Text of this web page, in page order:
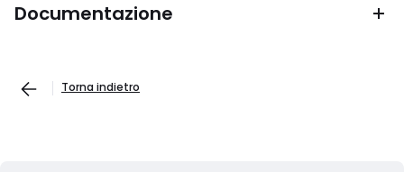
Documentazione
Torna indietro